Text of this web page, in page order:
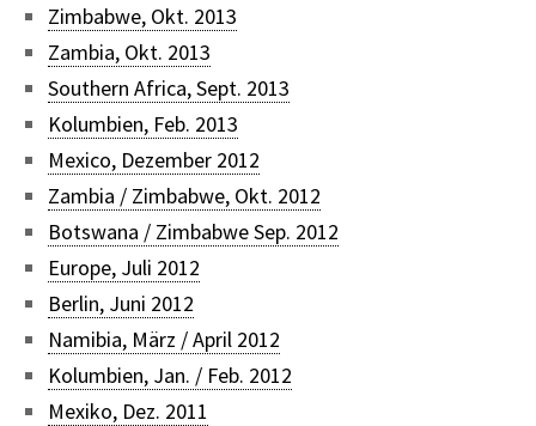
Zimbabwe, Okt. 2013
Zambia, Okt. 2013
Southern Africa, Sept. 2013
Kolumbien, Feb. 2013
Mexico, Dezember 2012
Zambia / Zimbabwe, Okt. 2012
Botswana / Zimbabwe Sep. 2012
Europe, Juli 2012
Berlin, Juni 2012
Namibia, März / April 2012
Kolumbien, Jan. / Feb. 2012
Mexiko, Dez. 2011